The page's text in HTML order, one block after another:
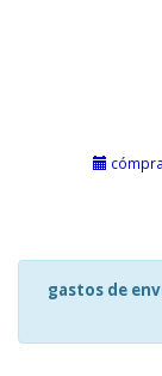
gastos de